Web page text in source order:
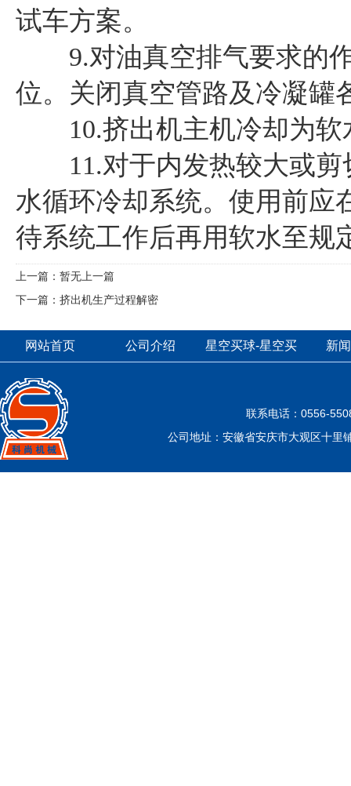
试车方案。
9.对油真空排气要求的作
位。关闭真空管路及冷凝罐
10.挤出机主机冷却为软
11.对于内发热较大或剪
水循环冷却系统。使用前应
待系统工作后再用软水至规
上一篇：暂无上一篇
下一篇： 挤出机生产过程解密
网站首页 公司介绍 星空买球-星空买 新
联系电话：0556-
公司地址：安徽省安庆市大观区十